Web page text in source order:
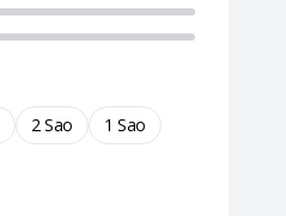
2 Sao 1 Sao